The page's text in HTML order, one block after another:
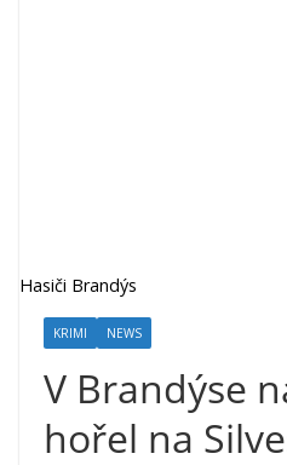
Hasiči Brandýs
KRIMI NEWS
V Brandýse
hořel na